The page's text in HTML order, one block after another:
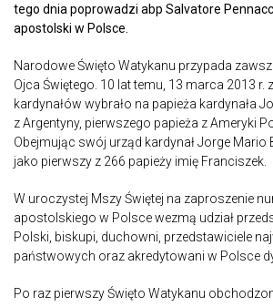
tego dnia poprowadzi abp Salvatore
apostolski w Polsce.
Narodowe Święto Watykanu przypada
Ojca Świętego. 10 lat temu, 13 marca 2013 r.
kardynałów wybrało na papieża kardynała
z Argentyny, pierwszego papieża z Ameryki
Obejmując swój urząd kardynał Jorge Mario
jako pierwszy z 266 papieży imię Franciszek.
W uroczystej Mszy Świętej na zaproszenie
apostolskiego w Polsce wezmą udział
Polski, biskupi, duchowni, przedstawiciele
państwowych oraz akredytowani w Polsce
Po raz pierwszy Święto Watykanu